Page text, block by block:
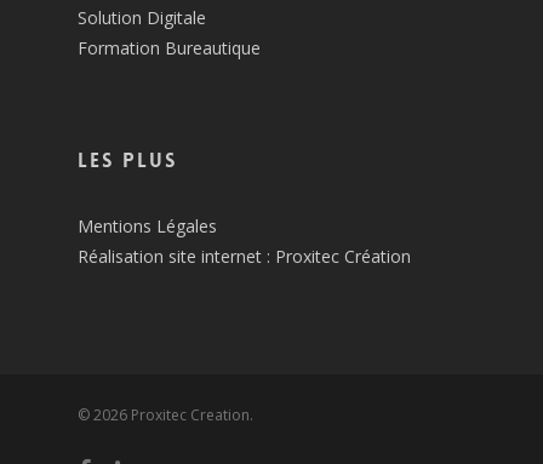
Solution Digitale
Formation Bureautique
Les plus
Mentions Légales
Réalisation site internet : Proxitec Création
© 2026 Proxitec Creation.